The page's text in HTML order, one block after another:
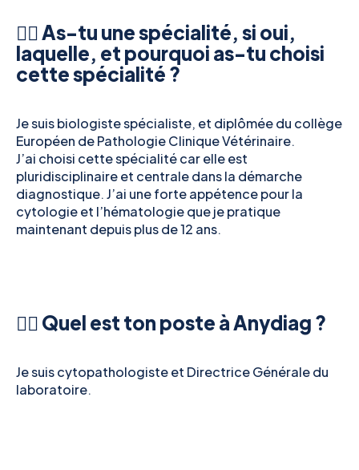
👉🏻 As-tu une spécialité, si oui,
laquelle, et pourquoi as-tu choisi
cette spécialité ?
Je suis biologiste spécialiste, et diplômée du collège
Européen de Pathologie Clinique Vétérinaire.
J’ai choisi cette spécialité car elle est
pluridisciplinaire et centrale dans la démarche
diagnostique. J’ai une forte appétence pour la
cytologie et l’hématologie que je pratique
maintenant depuis plus de 12 ans.
👉🏻 Quel est ton poste à Anydiag ?
Je suis cytopathologiste et Directrice Générale du
laboratoire.